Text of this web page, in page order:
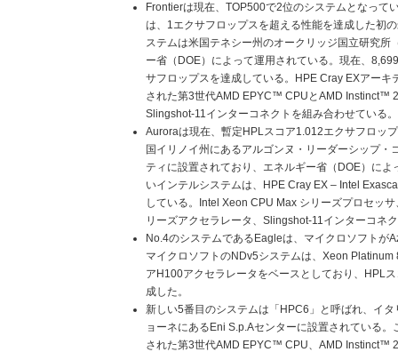
Frontierは現在、TOP500で2位のシステムとなって
は、1エクサフロップスを超える性能を達成した初
ステムは米国テネシー州のオークリッジ国立研究所
ー省（DOE）によって運用されている。現在、
サフロップスを達成している。HPE Cray EXアーキ
された第3世代AMD EPYC™ CPUとAMD Instinct™
Slingshot-11インターコネクトを組み合わせている。
Auroraは現在、暫定HPLスコア1.012エクサフロッ
国イリノイ州にあるアルゴンヌ・リーダーシップ・
ティに設置されており、エネルギー省（DOE）に
いインテルシステムは、HPE Cray EX – Intel
している。Intel Xeon CPU Max シリーズプロセッ
リーズアクセラレータ、Slingshot-11インターコネ
No.4のシステムであるEagleは、マイクロソフトが
マイクロソフトのNDv5システムは、Xeon
アH100アクセラレータをベースとしており、HPL
成した。
新しい5番目のシステムは「HPC6」と呼ばれ、イ
ョーネにあるEni S.p.Aセンターに設置されている
された第3世代AMD EPYC™ CPU、AMD Instinct™